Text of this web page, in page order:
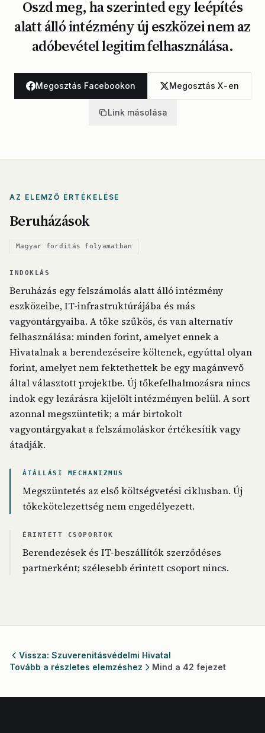
Oszd meg, ha szerinted egy leépítés
alatt álló intézmény új eszközei nem az
adóbevétel legitim felhasználása.
Megosztás Facebookon Megosztás X-en
Link másolása
AZ ELEMZŐ ÉRTÉKELÉSE
Beruházások
Magyar fordítás folyamatban
INDOKLÁS
Beruházás egy felszámolás alatt álló intézmény
eszközeibe, IT-infrastruktúrájába és más
vagyontárgyaiba. A tőke szűkös, és van alternatív
felhasználása: minden forint, amelyet ennek a
Hivatalnak a berendezéseire költenek, egyúttal olyan
forint, amelyet nem fektethettek be egy magánvevő
által választott projektbe. Új tőkefelhalmozásra nincs
indok egy lezárásra kijelölt intézményen belül. A sort
azonnal megszüntetik; a már birtokolt
vagyontárgyakat a felszámoláskor értékesítik vagy
átadják.
ÁTÁLLÁSI MECHANIZMUS
Megszüntetés az első költségvetési ciklusban. Új
tőkekötelezettség nem engedélyezett.
ÉRINTETT CSOPORTOK
Berendezések és IT-beszállítók szerződéses
partnerként; szélesebb érintett csoport nincs.
Vissza: Szuverenitásvédelmi Hivatal
Tovább a részletes elemzéshez
Mind a 42 fejezet